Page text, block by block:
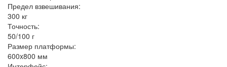
Предел взвешивания:
300 кг
Точность:
50/100 г
Размер платформы:
600x800 мм